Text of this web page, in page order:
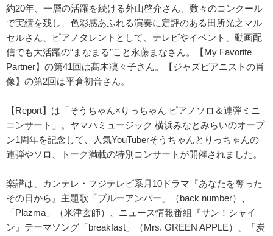
約20年、一層の活躍を続ける外山啓介さん、数々のコンクール
で実績を残し、色彩感あふれる演奏に定評のある田所光之マル
セルさん、ピアノタレントとして、テレビやイベント、動画配
信でも大活躍の“まなまる”こと永藤まなさん。【My Favorite
Partner】の第41回は髙木凜々子さん。【ジャズピアニストの肖
像】の第2回は平倉初音さん。
【Report】は「そうちゃん×りっちゃん ピアノソロ＆連弾ミニ
コンサート」。ヤマハミュージック 横浜みなとみらいのオープ
ン1周年を記念して、人気YouTuberそうちゃんとりっちゃんの
連弾やソロ、トーク満載の特別コンサートが開催されました。
楽譜は、カンテレ・フジテレビ系月10ドラマ『あなたを奪った
その日から』主題歌「ブルーアンバー」（back number）、
「Plazma」（米津玄師）、ニュース情報番組『サン！シャイ
ン』テーマソング「breakfast」（Mrs. GREEN APPLE）、「炭